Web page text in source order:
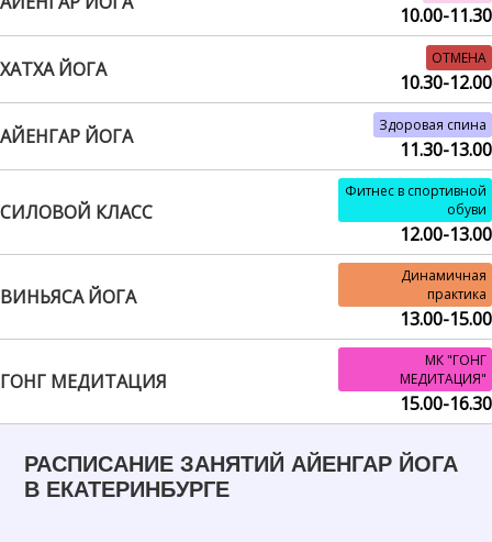
10.00-11.30
ХАТХА ЙОГА ОТМЕНА
10.30-12.00
АЙЕНГАР ЙОГА Здоровая спина
11.30-13.00
СИЛОВОЙ КЛАСС
Фитнес в спортивной
обуви
12.00-13.00
ВИНЬЯСА ЙОГА
Динамичная
практика
13.00-15.00
ГОНГ МЕДИТАЦИЯ
МК "ГОНГ
МЕДИТАЦИЯ"
15.00-16.30
РАСПИСАНИЕ ЗАНЯТИЙ АЙЕНГАР ЙОГА
В ЕКАТЕРИНБУРГЕ